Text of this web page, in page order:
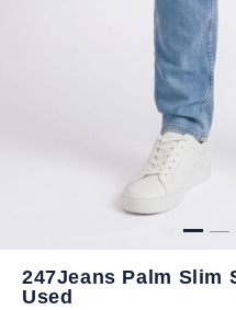
247Jeans Palm Slim
Used